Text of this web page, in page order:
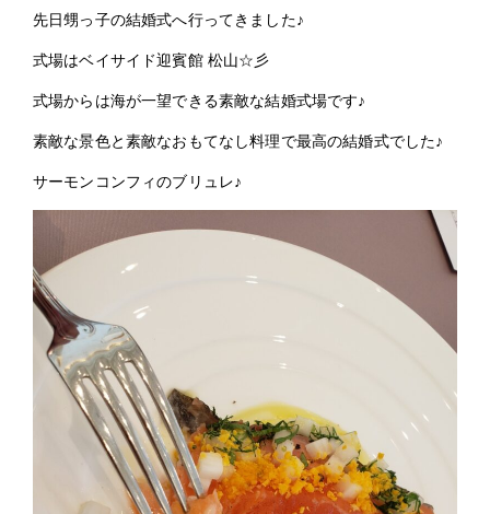
2026年7月
(7)
2026年5月(7)
2026年3月(6)
2026年2月(9)
2024年 (59)
2023年 (22)
先日甥っ子の結婚式へ行ってきました♪
式場はベイサイド迎賓館 松山☆彡
式場からは海が一望できる素敵な結婚式場です♪
素敵な景色と素敵なおもてなし料理で最高の結婚式でした♪
サーモンコンフィのブリュレ♪